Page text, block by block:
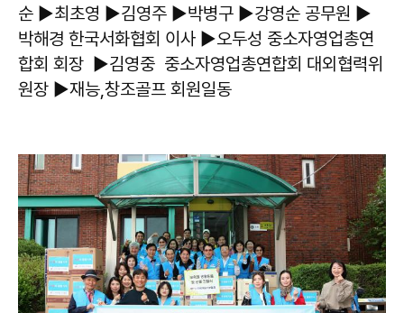
순 ▶최초영 ▶김영주 ▶박병구 ▶강영순 공무원 ▶
박해경 한국서화협회 이사 ▶오두성 중소자영업총연
합회 회장 ▶김영중 중소자영업총연합회 대외협력위
원장 ▶재능,창조골프 회원일동